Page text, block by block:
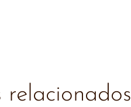
relacionados